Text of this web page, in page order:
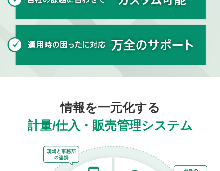
情報を一元化する
計量/仕入・販売管理システム